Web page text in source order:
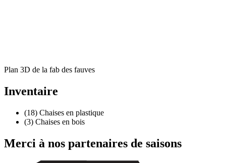
Plan 3D de la fab des fauves
Inventaire
(18) Chaises en plastique
(3) Chaises en bois
Merci à nos partenaires de saisons